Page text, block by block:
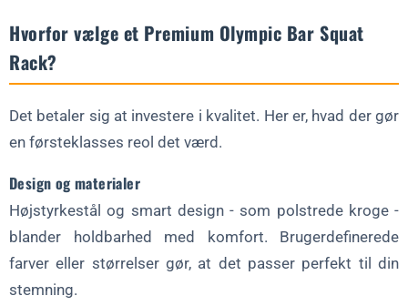
Hvorfor vælge et Premium Olympic Bar Squat
Rack?
Det betaler sig at investere i kvalitet. Her er, hvad der gør
en førsteklasses reol det værd.
Design og materialer
Højstyrkestål og smart design - som polstrede kroge -
blander holdbarhed med komfort. Brugerdefinerede
farver eller størrelser gør, at det passer perfekt til din
stemning.